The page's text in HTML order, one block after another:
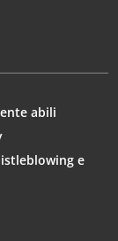
abili
e